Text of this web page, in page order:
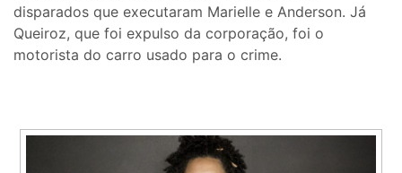
disparados que executaram Marielle e Anderson. Já
Queiroz, que foi expulso da corporação, foi o
motorista do carro usado para o crime.